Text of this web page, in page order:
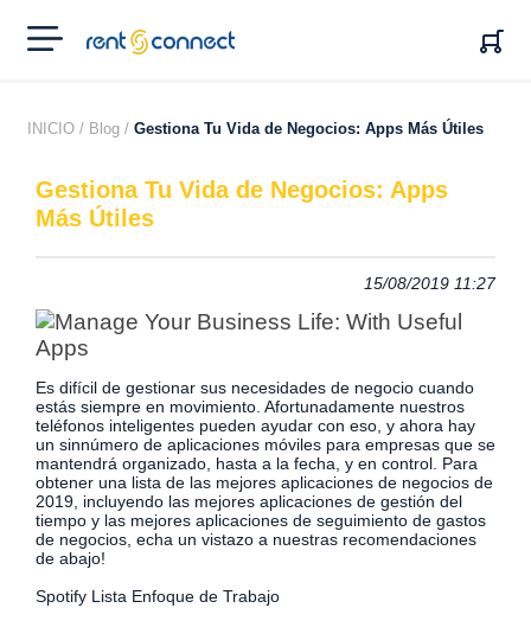
RENT'N
CONNECT
INICIO / Blog / Gestiona Tu Vida de Negocios: Apps Más Útiles
Gestiona Tu Vida de Negocios: Apps
Más Útiles
15/08/2019 11:27
Es difícil de gestionar sus necesidades de negocio cuando
estás siempre en movimiento. Afortunadamente nuestros
teléfonos inteligentes pueden ayudar con eso, y ahora hay
un sinnúmero de aplicaciones móviles para empresas que se
mantendrá organizado, hasta a la fecha, y en control . Para
obtener una lista de las mejores aplicaciones de negocios de
2019, incluyendo las mejores aplicaciones de gestión del
tiempo y las mejores aplicaciones de seguimiento de gastos
de negocios, echa un vistazo a nuestras recomendaciones
de abajo!
Spotify Lista Enfoque de Trabajo